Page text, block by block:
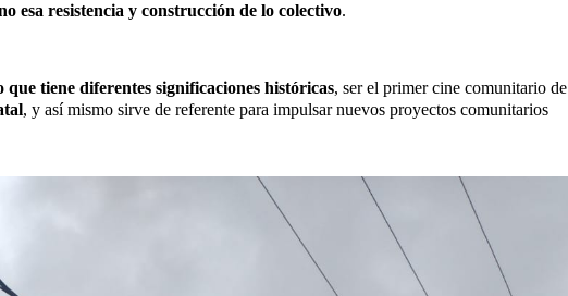
esa resistencia y construcción de lo colectivo.
que tiene diferentes significaciones históricas, ser el primer cine comunitario de
, y así mismo sirve de referente para impulsar nuevos proyectos comunitarios